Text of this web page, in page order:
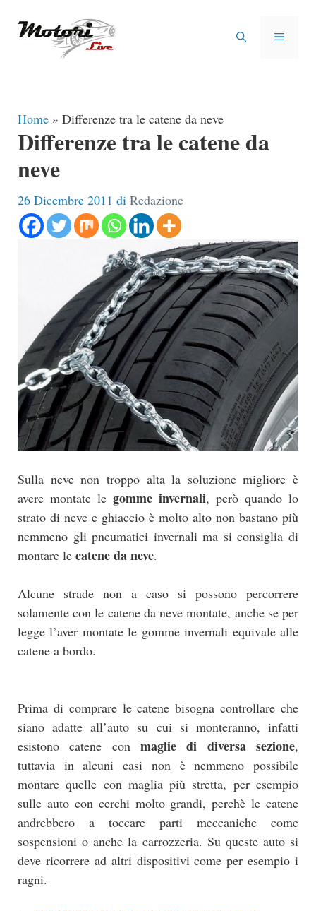
MENU
Home » Differenze tra le catene da neve
Differenze tra le catene da
neve
26 Dicembre 2011 di Redazione
Sulla neve non troppo alta la soluzione migliore è
avere montate le gomme invernali, però quando lo
strato di neve e ghiaccio è molto alto non bastano più
nemmeno gli pneumatici invernali ma si consiglia di
montare le catene da neve.
Alcune strade non a caso si possono percorrere
solamente con le catene da neve montate, anche se per
legge l’aver montate le gomme invernali equivale alle
catene a bordo.
Prima di comprare le catene bisogna controllare che
siano adatte all’auto su cui si monteranno, infatti
esistono catene con maglie di diversa sezione,
tuttavia in alcuni casi non è nemmeno possibile
montare quelle con maglia più stretta, per esempio
sulle auto con cerchi molto grandi, perchè le catene
andrebbero a toccare parti meccaniche come
sospensioni o anche la carrozzeria. Su queste auto si
deve ricorrere ad altri dispositivi come per esempio i
ragni.